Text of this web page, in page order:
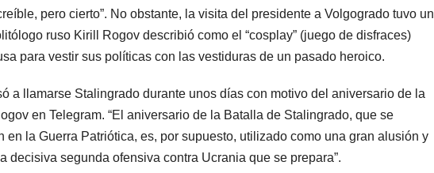
pero cierto”. No obstante, la visita del presidente a Volgogrado tuvo un
ruso Kirill Rogov describió como el “cosplay” (juego de disfraces)
para vestir sus políticas con las vestiduras de un pasado heroico.
a llamarse Stalingrado durante unos días con motivo del aniversario de la
en Telegram. “El aniversario de la Batalla de Stalingrado, que se
en la Guerra Patriótica, es, por supuesto, utilizado como una gran alusión y
decisiva segunda ofensiva contra Ucrania que se prepara”.